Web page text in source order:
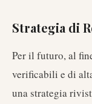
Strategia di
Per il futuro, al
verificabili e di
una strategia